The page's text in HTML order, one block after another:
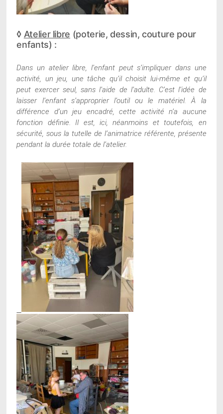
◊ Atelier libre (poterie, dessin, couture pour
enfants) :
Dans un atelier libre, l’enfant peut s’impliquer dans une
activité, un jeu, une tâche qu’il choisit lui-même et qu’il
peut exercer seul, sans l’aide de l’adulte. C’est l’idée de
laisser l’enfant s’approprier l’outil ou le matériel. À la
différence d’un jeu encadré, cette activité n’a aucune
fonction définie. Il est, ici, néanmoins et toutefois, en
sécurité, sous la tutelle de l’animatrice référente, présente
pendant la durée totale de l’atelier.